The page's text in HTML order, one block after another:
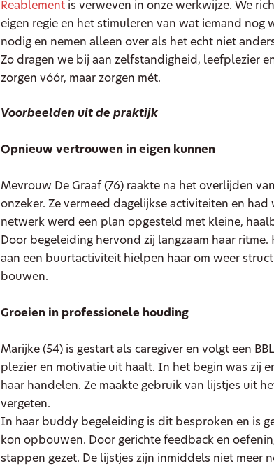
Reablement is verweven in onze werkwijze. We
eigen regie en het stimuleren van wat iemand nog
nodig en nemen alleen over als het echt niet
Zo dragen we bij aan zelfstandigheid, leefplezier
zorgen vóór, maar zorgen mét.
Voorbeelden uit de praktijk
Opnieuw vertrouwen in eigen kunnen
Mevrouw De Graaf (76) raakte na het overlijden
onzeker. Ze vermeed dagelijkse activiteiten en had
netwerk werd een plan opgesteld met kleine,
Door begeleiding hervond zij langzaam haar
aan een buurtactiviteit hielpen haar om weer
bouwen.
Groeien in professionele houding
Marijke (54) is gestart als caregiver en volgt een
plezier en motivatie uit haalt. In het begin was zij
haar handelen. Ze maakte gebruik van lijstjes uit
vergeten.
In haar buddy begeleiding is dit besproken en is
kon opbouwen. Door gerichte feedback en
stappen gezet. De lijstjes zijn inmiddels niet meer